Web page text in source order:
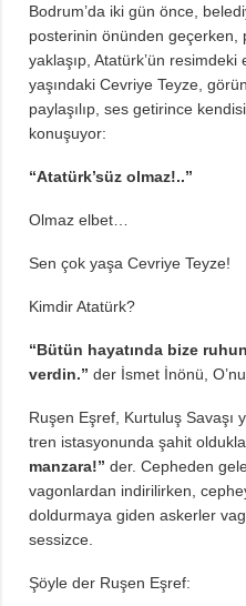
Bodrum’da iki gün önce,
posterinin önünden geçerken,
yaklaşıp, Atatürk’ün
yaşındaki Cevriye Teyze,
paylaşılıp, ses getirince
konuşuyor:
“Atatürk’süz olmaz!..”
Olmaz elbet…
Sen çok yaşa Cevriye Teyze!
Kimdir Atatürk?
“Bütün hayatında bize
verdin.” der İsmet İnönü,
Ruşen Eşref, Kurtuluş Savaşı
tren istasyonunda şahit
manzara!” der. Cepheden
vagonlardan indirilirken,
doldurmaya giden askerler
sessizce.
Şöyle der Ruşen Eşref: